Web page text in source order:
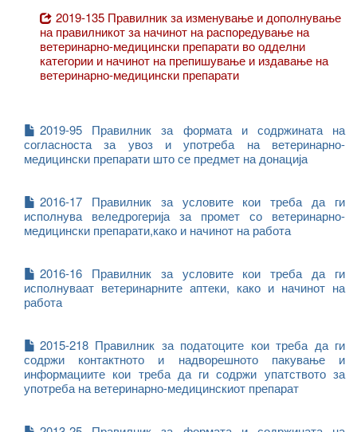
2019-135 Правилник за изменување и дополнување
на правилникот за начинот на распоредување на
ветеринарно-медицински препарати во одделни
категории и начинот на препишување и издавање на
ветеринарно-медицински препарати
2019-95 Правилник за формата и содржината на
согласноста за увоз и употреба на ветеринарно-
медицински препарати што се предмет на донација
2016-17 Правилник за условите кои треба да ги
исполнува веледрогерија за промет со ветеринарно-
медицински препарати,како и начинот на работа
2016-16 Правилник за условите кои треба да ги
исполнуваат ветеринарните аптеки, како и начинот на
работа
2015-218 Правилник за податоците кои треба да ги
содржи контактното и надворешното пакување и
информациите кои треба да ги содржи упатството за
употреба на ветеринарно-медицинскиот препарат